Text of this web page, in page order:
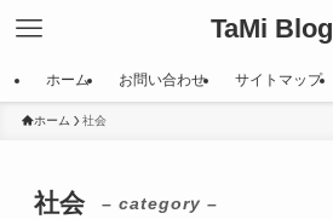
TaMi Blog
ホーム お問い合わせ サイトマップ
ホーム 社会
社会 – category –